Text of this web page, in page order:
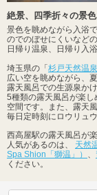
絶景、四季折々の景
景色を眺めながら入浴
のでのぼせにくいなど
日帰り温泉、日帰り入
埼玉県の「 杉戸天然温
広い空を眺めながら、
露天風呂での生源泉か
5種類の露天風呂が楽し
空間です。また、露天
毎日定時刻にロウリュ
西高屋駅の露天風呂が
人気があるのは、 天然
Spa Shion「獅温」） 、
ください。